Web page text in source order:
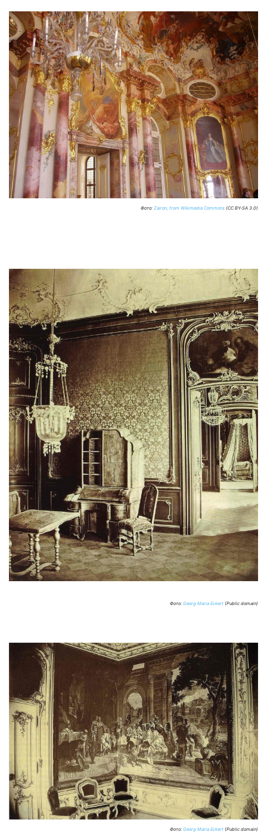
Фото: Zairon, from Wikimedia Commons (CC BY-SA 3.0)
Фото: Georg Maria Eckert (Public domain)
Фото: Georg Maria Eckert (Public domain)